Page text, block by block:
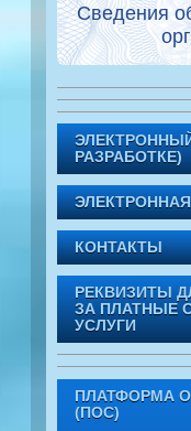
Сведения
РАЗРАБОТКЕ)
КОНТАКТЫ
РЕКВИЗИТЫ
ЗА ПЛАТНЫЕ
УСЛУГИ
ПЛАТФОРМА
(ПОС)